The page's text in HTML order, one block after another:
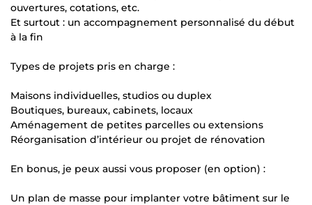
ouvertures, cotations, etc.
Et surtout : un accompagnement personnalisé du début
à la fin
Types de projets pris en charge :
Maisons individuelles, studios ou duplex
Boutiques, bureaux, cabinets, locaux
Aménagement de petites parcelles ou extensions
Réorganisation d’intérieur ou projet de rénovation
En bonus, je peux aussi vous proposer (en option) :
Un plan de masse pour implanter votre bâtiment sur le